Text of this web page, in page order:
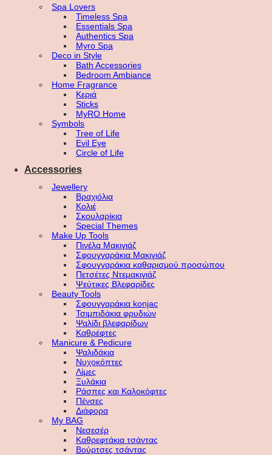
Spa Lovers
Timeless Spa
Essentials Spa
Authentics Spa
Myro Spa
Deco in Style
Bath Accessories
Bedroom Ambiance
Home Fragrance
Κεριά
Sticks
MyRO Home
Symbols
Tree of Life
Evil Eye
Circle of Life
Accessories
Jewellery
Βραχιόλια
Κολιέ
Σκουλαρίκια
Special Themes
Make Up Tools
Πινέλα Μακιγιάζ
Σφουγγαράκια Μακιγιάζ
Σφουγγαράκια καθαρισμού προσώπου
Πετσέτες Ντεμακιγιάζ
Ψεύτικες Βλεφαρίδες
Beauty Tools
Σφουγγαράκια konjac
Τσιμπιδάκια φρυδιών
Ψαλίδι βλεφαρίδων
Καθρέφτες
Manicure & Pedicure
Ψαλιδάκια
Νυχοκόπτες
Λίμες
Ξυλάκια
Ράσπες και Καλοκόφτες
Πένσες
Διάφορα
My BAG
Νεσεσέρ
Καθρεφτάκια τσάντας
Βούρτσες τσάντας